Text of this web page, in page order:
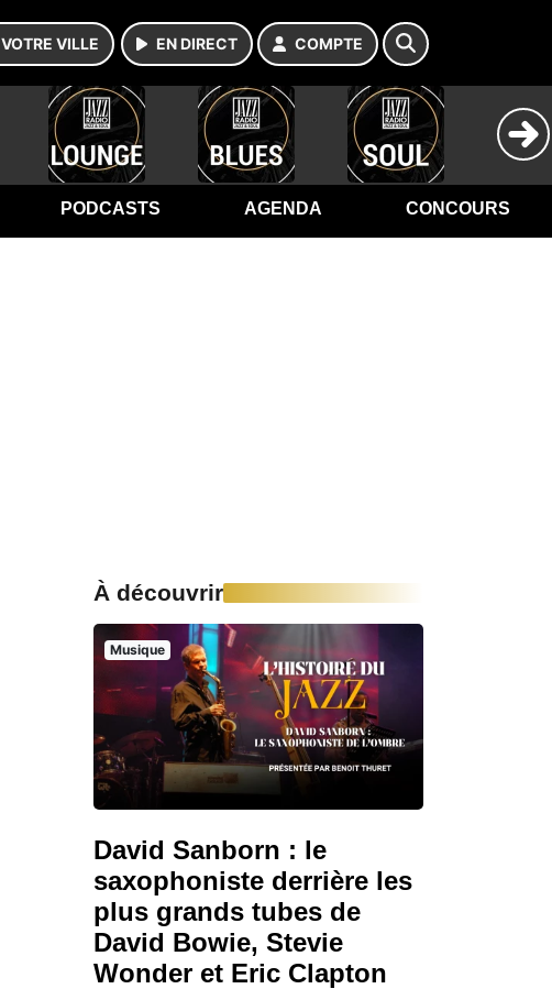
VOTRE VILLE EN DIRECT COMPTE
PODCASTS AGENDA CONCOURS
À découvrir
Musique
David Sanborn : le
saxophoniste derrière les
plus grands tubes de
David Bowie, Stevie
Wonder et Eric Clapton